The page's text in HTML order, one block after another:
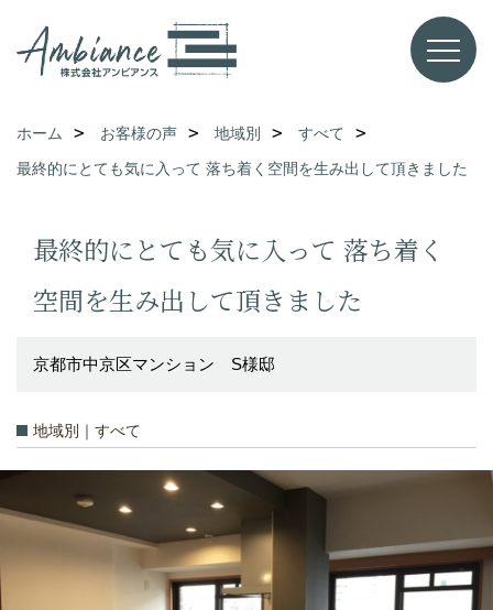
ホーム お客様の声 地域別
すべて
最終的にとても気に入って 落ち着く空間を生み出して頂きました
最終的にとても気に入って 落ち着く
空間を生み出して頂きました
京都市中京区マンション S様邸
地域別｜すべて